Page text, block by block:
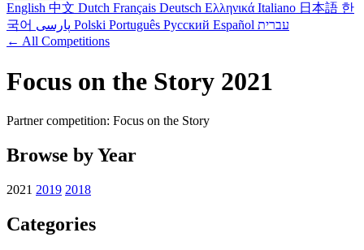
English 中文 Dutch Français Deutsch Ελληνικά Italiano 日本語 한
국어
Polski Português Русский Español עברית
← All Competitions
Focus on the Story 2021
Partner competition: Focus on the Story
Browse by Year
2021 2019 2018
Categories